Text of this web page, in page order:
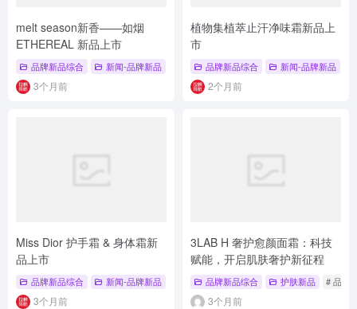
melt season新香——如烟
ETHEREAL 新品上市
品牌新品综合 新闻-品牌新品 # 香水香氛 # melt season # 品牌新品综合
3个月前
植物集植萃止汗净味霜新品上
市
品牌新品综合 新闻-品牌新品
2个月前
Miss Dior 护手霜 & 身体霜新
品上市
品牌新品综合 新闻-品牌新品 # 千鸟格纹 # 新品上市 # 身体霜
3个月前
3LAB H 奢护愈颜面霜：科技
赋能，开启肌肤奢护新征程
品牌新品综合 护肤新品 # 品牌
3个月前